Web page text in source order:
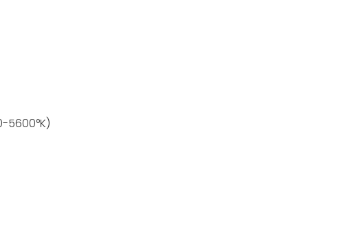
5600°K)